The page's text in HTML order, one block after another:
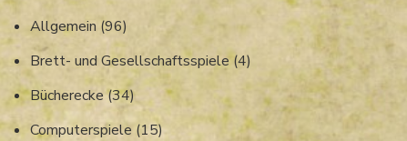
Allgemein (96)
Brett- und Gesellschaftsspiele(4)
Bücherecke(34)
Computerspiele (15)